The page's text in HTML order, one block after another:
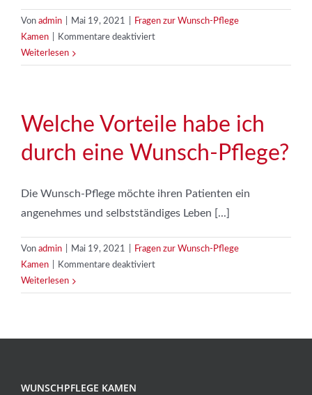
Von admin Mai 19, 2021
Fragen zur Wunsch-Pflege
Kamen
Kommentare deaktiviertfür
organisiert
Wunsch-
Pflege?
Weiterlesen
Welche Vorteile habe ich
durch eine Wunsch-Pflege?
Die Wunsch-Pflege möchte ihren Patienten ein
angenehmes und selbstständiges Leben [...]
Von admin Mai 19, 2021
Fragen zur Wunsch-Pflege
Kamen
Kommentare deaktiviertfür
Vorteile
Weiterlesen
WUNSCHPFLEGE KAMEN